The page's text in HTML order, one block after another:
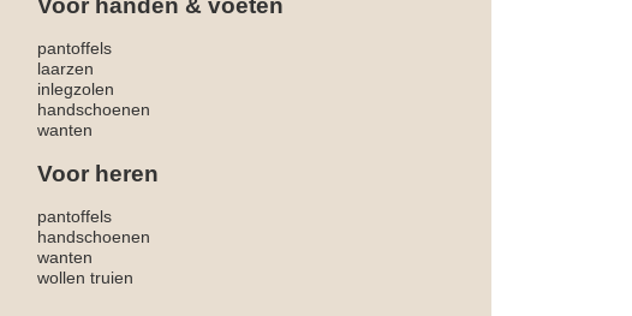
Voor handen & voeten
pantoffels
laarzen
inlegzolen
handschoenen
wanten
Voor heren
pantoffels
handschoenen
wanten
wollen truien